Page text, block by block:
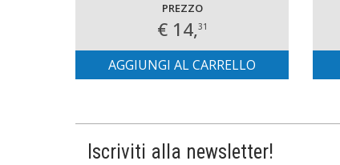
PREZZO
€ 14,31
AGGIUNGI AL CARRELLO
Iscriviti alla newsletter!